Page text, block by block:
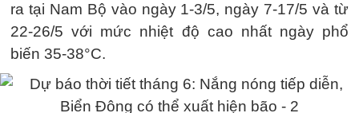
ra tại Nam Bộ vào ngày 1-3/5, ngày 7-17/5 và từ
22-26/5 với mức nhiệt độ cao nhất ngày phổ
biến 35-38°C.